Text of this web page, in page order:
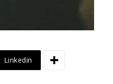
Linkedin